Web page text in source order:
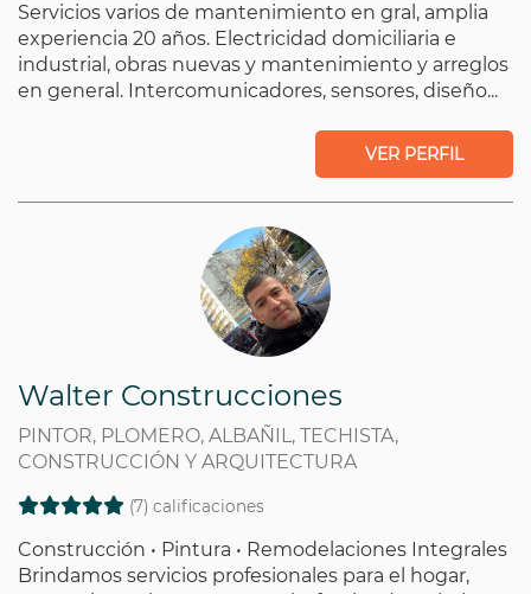
Servicios varios de mantenimiento en gral, amplia
experiencia 20 años. Electricidad domiciliaria e
industrial, obras nuevas y mantenimiento y arreglos
en general. Intercomunicadores, sensores, diseño...
VER PERFIL
Walter Construcciones
PINTOR, PLOMERO, ALBAÑIL, TECHISTA,
CONSTRUCCIÓN Y ARQUITECTURA
(7) calificaciones
Construcción • Pintura • Remodelaciones Integrales
Brindamos servicios profesionales para el hogar,